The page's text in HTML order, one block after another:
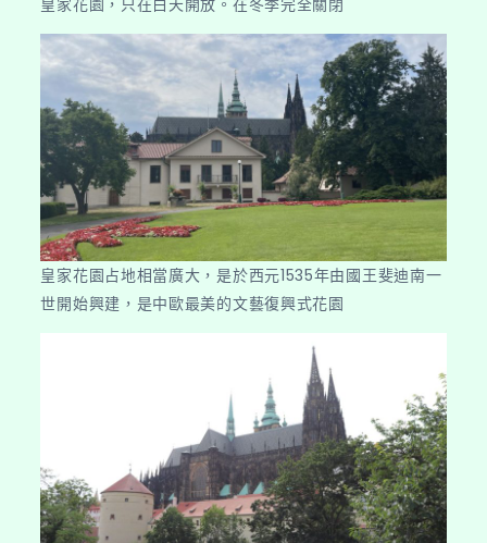
皇家花園占地相當廣大，是於西元1535年由國王斐迪南一
世開始興建，是中歐最美的文藝復興式花園